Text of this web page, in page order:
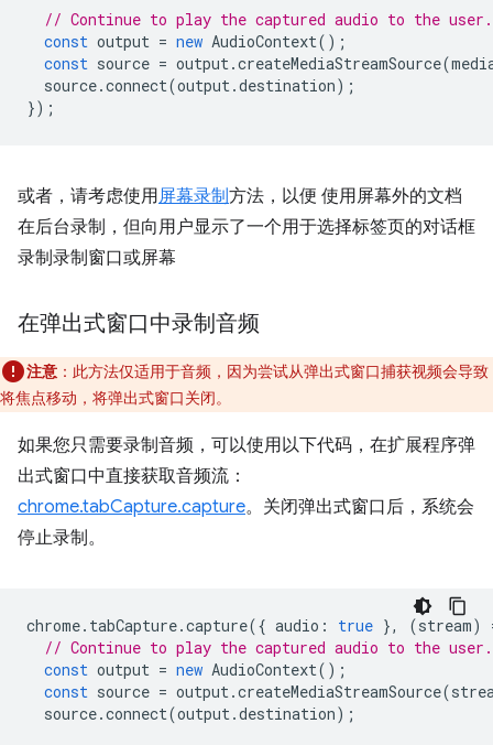
// Continue to play the captured audio to the user.
const output = new AudioContext();
const source = output .createMediaStreamSource(
source.connect(output .destination);
});
或者，请考虑使用屏幕录制方法，以便 使用屏幕外的文档
在后台录制，但向用户显示了一个用于选择标签页的对话框
录制录制窗口或屏幕
在弹出式窗口中录制音频
注意 ：此方法仅适用于音频，因为尝试从弹出式窗口捕获视频会导致
将焦点移动，将弹出式窗口关闭。
如果您只需要录制音频，可以使用以下代码，在扩展程序弹
出式窗口中直接获取音频流：
chrome.tabCapture.capture。关闭弹出式窗口后，系统会
停止录制。
chrome. tabCapture.capture({ audio : true }, (stream)
// Continue to play the captured audio to the user.
const output = new AudioContext();
const source = output .createMediaStreamSource(
source.connect(output .destination);